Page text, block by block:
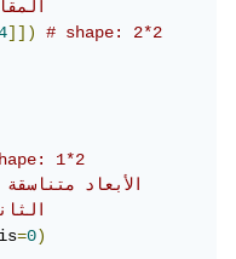
4]])
# shape: 2*2
1*2
=0)